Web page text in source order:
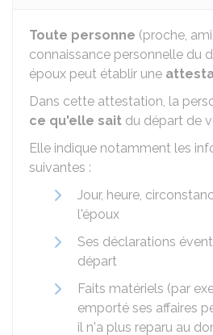
Toute personne (proche,
connaissance personnelle du
époux peut établir une
Dans cette attestation, la
ce qu'elle sait du départ de
Elle indique notamment les
suivantes :
Jour, heure,
l'époux
Ses déclarations
départ
Faits matériels (par
emporté ses affaires
il n'a plus reparu au